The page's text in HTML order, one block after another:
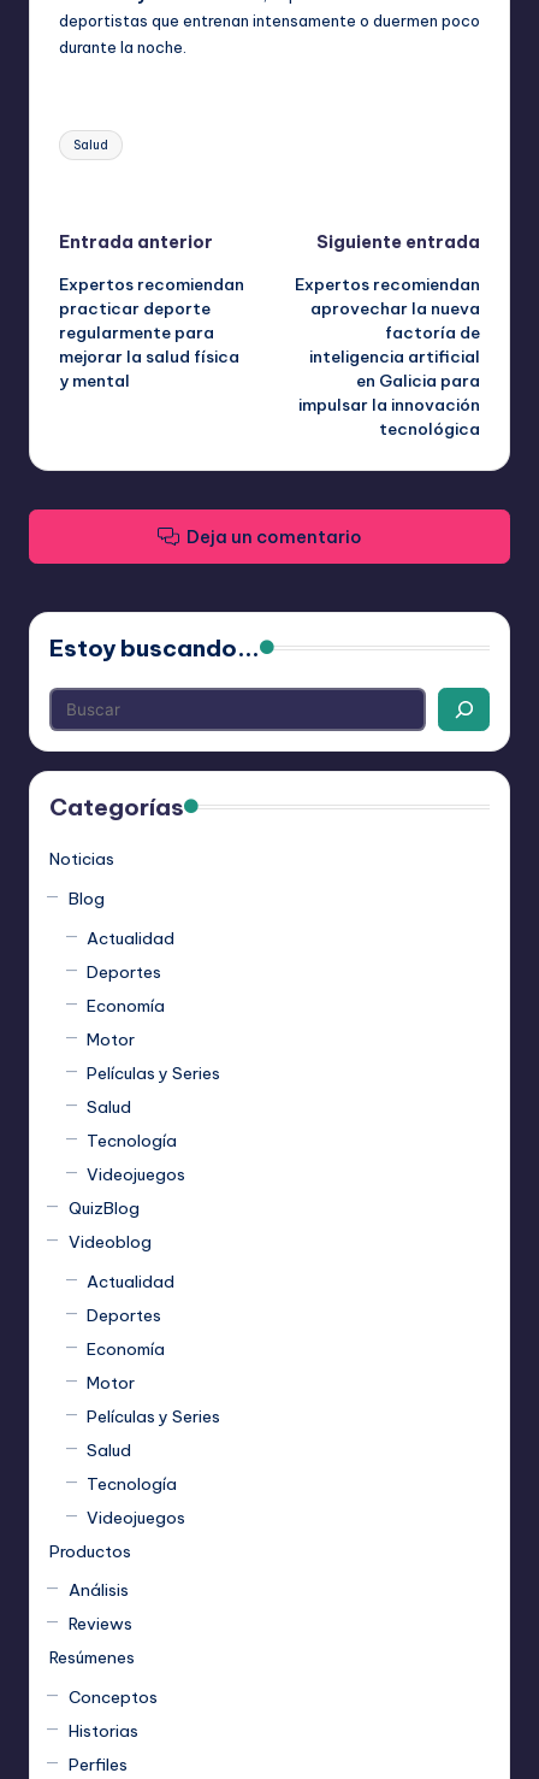
deportistas que entrenan intensamente o duermen poco
durante la noche.
Etiquetas:
Salud
Navegación
de
entradas
Entrada anterior
Expertos recomiendan
practicar deporte
regularmente para
mejorar la salud física
y mental
Siguiente entrada
Expertos recomiendan
aprovechar la nueva
factoría de
inteligencia artificial
en Galicia para
impulsar la innovación
tecnológica
Deja un comentario
Estoy buscando...
Categorías
Noticias
Blog
Actualidad
Deportes
Economía
Motor
Películas y Series
Salud
Tecnología
Videojuegos
QuizBlog
Videoblog
Actualidad
Deportes
Economía
Motor
Películas y Series
Salud
Tecnología
Videojuegos
Productos
Análisis
Reviews
Resúmenes
Conceptos
Historias
Perfiles